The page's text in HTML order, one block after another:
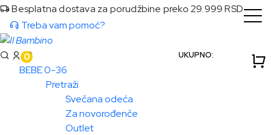
Besplatna dostava za porudžbine preko 29.999 RSD
Treba vam pomoć?
0 UKUPNO:
BEBE 0-36
Pretraži
Svečana odeća
Za novorođenče
Outlet